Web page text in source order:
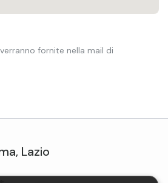
fornite nella mail di
, Lazio